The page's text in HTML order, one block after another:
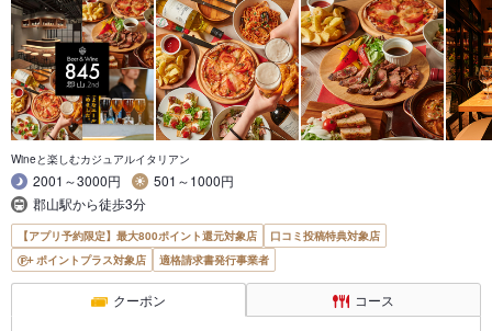
Wineと楽しむカジュアルイタリアン
2001～3000円
501～1000円
郡山駅から徒歩3分
【アプリ予約限定】最大800ポイント還元対象店
口コミ投稿特典対象店
ポイントプラス対象店
適格請求書発行事業者
クーポン コース